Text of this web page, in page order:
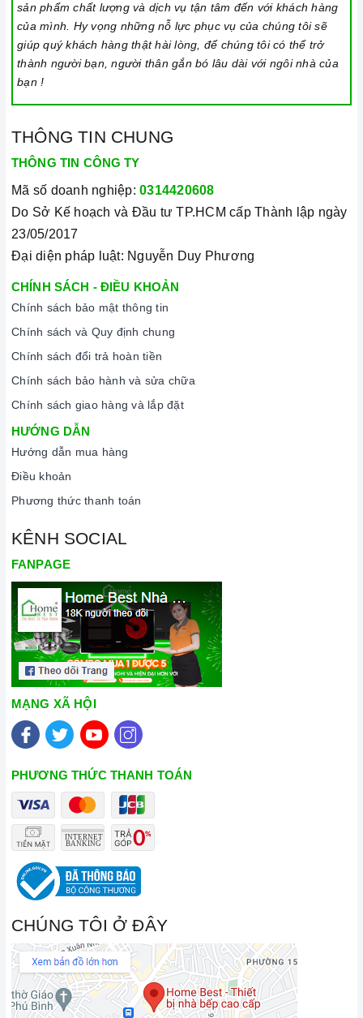
sản phẩm chất lượng và dịch vụ tận tâm đến với khách hàng
của mình. Hy vọng những nỗ lực phục vụ của chúng tôi sẽ
giúp quý khách hàng thật hài lòng, để chúng tôi có thể trở
thành người bạn, người thân gắn bó lâu dài với ngôi nhà của
bạn !
THÔNG TIN CHUNG
THÔNG TIN CÔNG TY
Mã số doanh nghiệp: 0314420608
Do Sở Kế hoạch và Đầu tư TP.HCM cấp Thành lập ngày
23/05/2017
Đại diện pháp luật: Nguyễn Duy Phương
CHÍNH SÁCH - ĐIỀU KHOẢN
Chính sách bảo mật thông tin
Chính sách và Quy định chung
Chính sách đổi trả hoàn tiền
Chính sách bảo hành và sửa chữa
Chính sách giao hàng và lắp đặt
HƯỚNG DẪN
Hướng dẫn mua hàng
Điều khoản
Phương thức thanh toán
KÊNH SOCIAL
FANPAGE
MẠNG XÃ HỘI
PHƯƠNG THỨC THANH TOÁN
CHÚNG TÔI Ở ĐÂY